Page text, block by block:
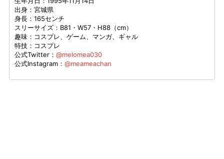
出身：宮城県
身長：165センチ
スリーサイズ：B81・W57・H88（cm）
趣味：コスプレ、ゲーム、マンガ、ギャル
特技：コスプレ
公式Twitter： @melomea030
公式Instagram： @meameachan